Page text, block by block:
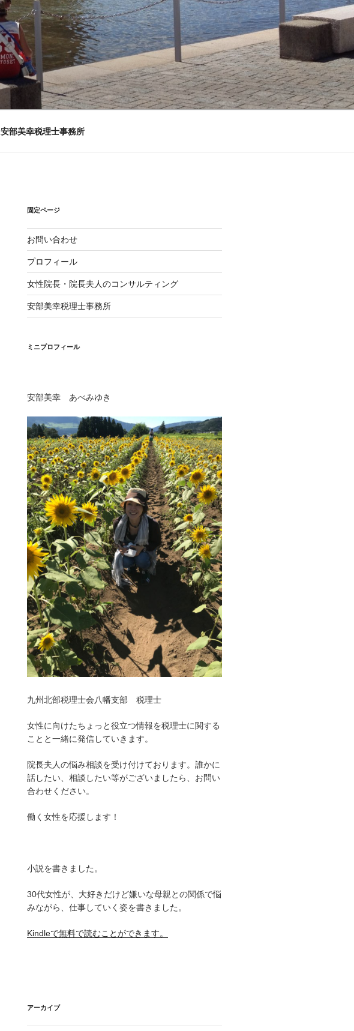
安部美幸税理士事務所
固定ページ
お問い合わせ
プロフィール
女性院長・院長夫人のコンサルティング
安部美幸税理士事務所
ミニプロフィール
安部美幸 あべみゆき
九州北部税理士会八幡支部 税理士
女性に向けたちょっと役立つ情報を税理士に関する
ことと一緒に発信していきます。
院長夫人の悩み相談を受け付けております。誰かに
話したい、相談したい等がございましたら、お問い
合わせください。
働く女性を応援します！
小説を書きました。
30代女性が、大好きだけど嫌いな母親との関係で悩
みながら、仕事していく姿を書きました。
Kindleで無料で読むことができます。
アーカイブ